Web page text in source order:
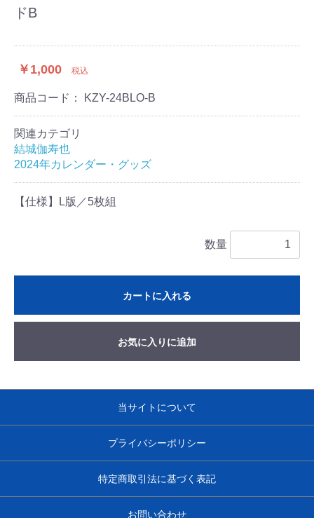
ドB
￥1,000 税込
商品コード： KZY-24BLO-B
関連カテゴリ
結城伽寿也
2024年カレンダー・グッズ
【仕様】L版／5枚組
数量
カートに入れる
お気に入りに追加
当サイトについて
プライバシーポリシー
特定商取引法に基づく表記
お問い合わせ